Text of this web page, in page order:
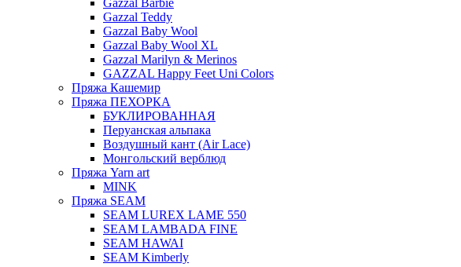
Gazzal Barbie
Gazzal Teddy
Gazzal Baby Wool
Gazzal Baby Wool XL
Gazzal Marilyn & Merinos
GAZZAL Happy Feet Uni Colors
Пряжа Кашемир
Пряжа ПЕХОРКА
БУКЛИРОВАННАЯ
Перуанская альпака
Воздушный кант (Air Lace)
Монгольский верблюд
Пряжа Yarn art
MINK
Пряжа SEAM
SEAM LUREX LAME 550
SEAM LAMBADA FINE
SEAM HAWAI
SEAM Kimberly